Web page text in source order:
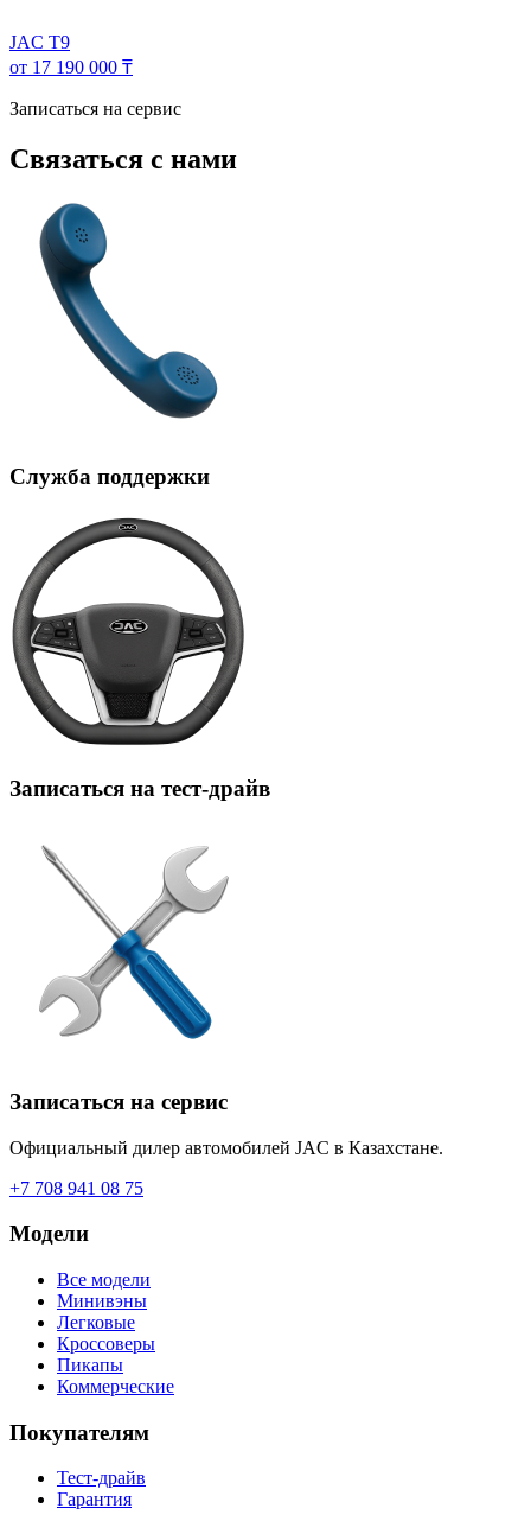
JAC T9
от 17 190 000 ₸
Записаться на сервис
Связаться с нами
Служба поддержки
Записаться на тест-драйв
Записаться на сервис
Официальный дилер автомобилей JAC в Казахстане.
+7 708 941 08 75
Модели
Все модели
Минивэны
Легковые
Кроссоверы
Пикапы
Коммерческие
Покупателям
Тест-драйв
Гарантия